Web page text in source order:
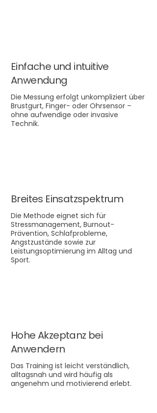
Einfache und intuitive
Anwendung
Die Messung erfolgt unkompliziert über
Brustgurt, Finger- oder Ohrsensor –
ohne aufwendige oder invasive
Technik.
Breites Einsatzspektrum
Die Methode eignet sich für
Stressmanagement, Burnout-
Prävention, Schlafprobleme,
Angstzustände sowie zur
Leistungsoptimierung im Alltag und
Sport.
Hohe Akzeptanz bei
Anwendern
Das Training ist leicht verständlich,
alltagsnah und wird häufig als
angenehm und motivierend erlebt.